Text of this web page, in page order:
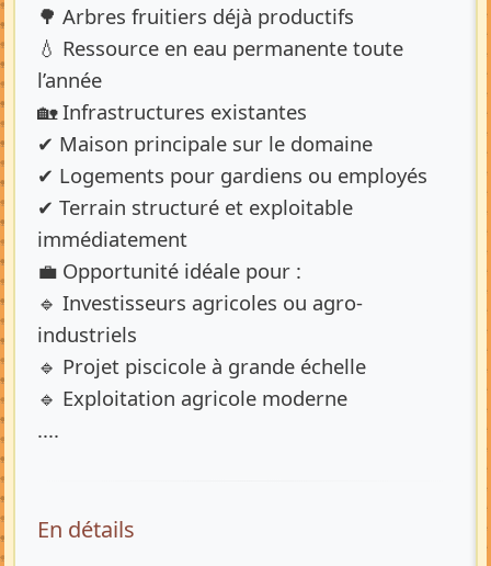
🌳 Arbres fruitiers déjà productifs
💧 Ressource en eau permanente toute
l’année
🏡 Infrastructures existantes
✔ Maison principale sur le domaine
✔ Logements pour gardiens ou employés
✔ Terrain structuré et exploitable
immédiatement
💼 Opportunité idéale pour :
🔹 Investisseurs agricoles ou agro-
industriels
🔹 Projet piscicole à grande échelle
🔹 Exploitation agricole moderne
....
En détails